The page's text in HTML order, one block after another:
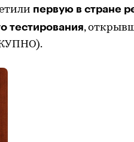
первую в стране
тестирования,